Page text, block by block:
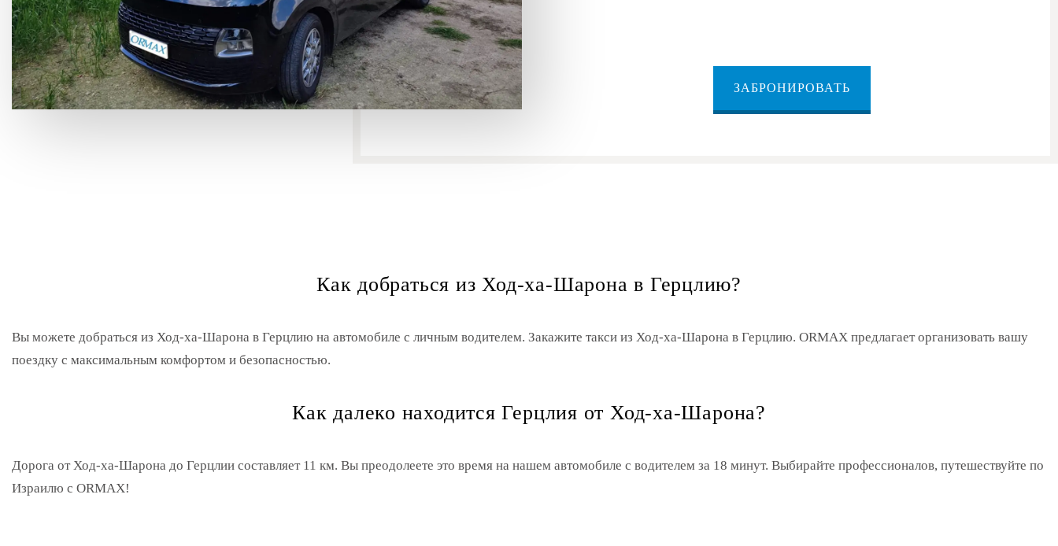
ЗАБРОНИРОВАТЬ
Как добраться из Ход-ха-Шарона в Герцлию?
Вы можете добраться из Ход-ха-Шарона в Герцлию на автомобиле с личным водителем. Закажите такси из Ход-ха-Шарона в Герцлию. ORMAX предлагает организовать вашу
поездку с максимальным комфортом и безопасностью.
Как далеко находится Герцлия от Ход-ха-Шарона?
Дорога от Ход-ха-Шарона до Герцлии составляет 11 км. Вы преодолеете это время на нашем автомобиле с водителем за 18 минут. Выбирайте профессионалов, путешествуйте по
Израилю с ORMAX!